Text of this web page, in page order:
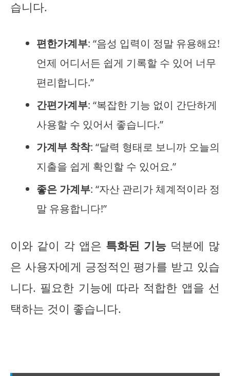
습니다.
편한가계부: “음성 입력이 정말 유용해요!
언제 어디서든 쉽게 기록할 수 있어 너무
편리합니다.”
간편가계부: “복잡한 기능 없이 간단하게
사용할 수 있어서 좋습니다.”
가계부 착착: “달력 형태로 보니까 오늘의
지출을 쉽게 확인할 수 있어요.”
좋은 가계부: “자산 관리가 체계적이라 정
말 유용합니다!”
이와 같이 각 앱은 특화된 기능 덕분에 많
은 사용자에게 긍정적인 평가를 받고 있습
니다. 필요한 기능에 따라 적합한 앱을 선
택하는 것이 좋습니다.